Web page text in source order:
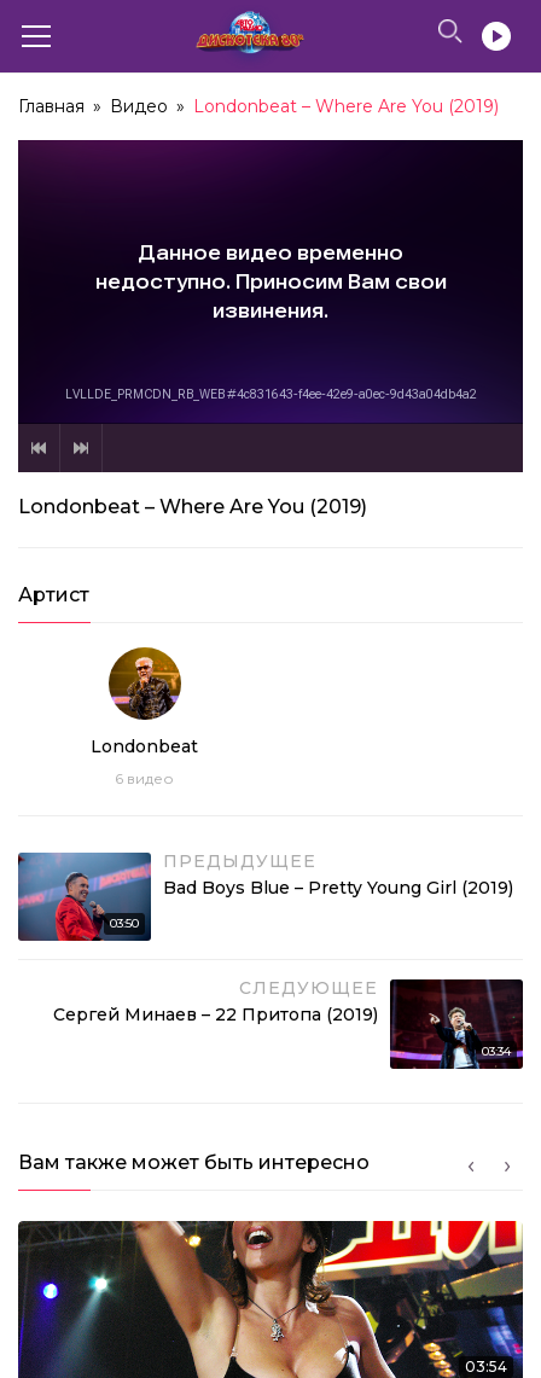
Главная » Видео » Londonbeat – Where Are You (2019)
Londonbeat – Where Are You (2019)
Артист
Londonbeat
6 видео
03:50
ПРЕДЫДУЩЕЕ
Bad Boys Blue – Pretty Young Girl (2019)
СЛЕДУЮЩЕЕ
Сергей Минаев – 22 Притопа (2019)
03:34
Вам также может быть интересно
03:54